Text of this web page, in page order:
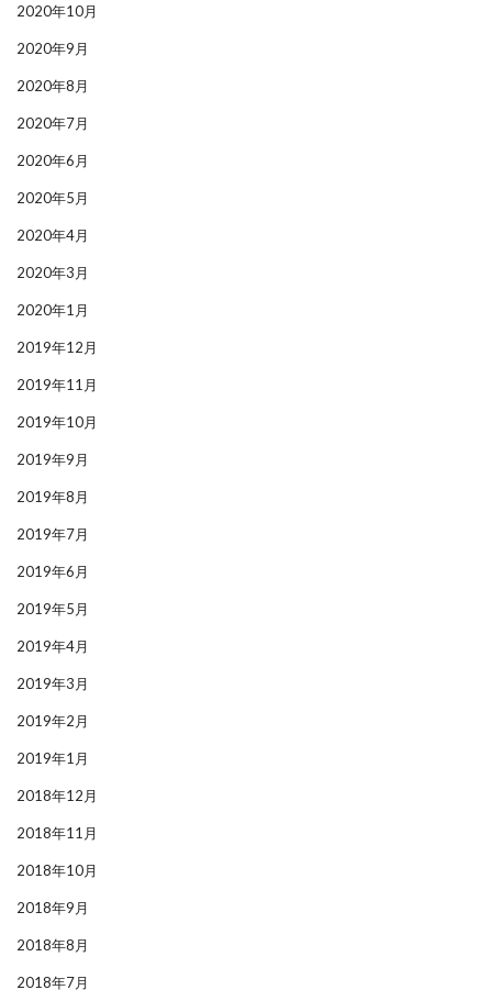
2020年10月
2020年9月
2020年8月
2020年7月
2020年6月
2020年5月
2020年4月
2020年3月
2020年1月
2019年12月
2019年11月
2019年10月
2019年9月
2019年8月
2019年7月
2019年6月
2019年5月
2019年4月
2019年3月
2019年2月
2019年1月
2018年12月
2018年11月
2018年10月
2018年9月
2018年8月
2018年7月